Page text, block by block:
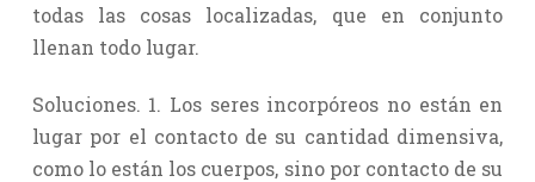
todas las cosas localizadas, que en conjunto
llenan todo lugar.
Soluciones. 1. Los seres incorpóreos no están en
lugar por el contacto de su cantidad dimensiva,
como lo están los cuerpos, sino por contacto de su